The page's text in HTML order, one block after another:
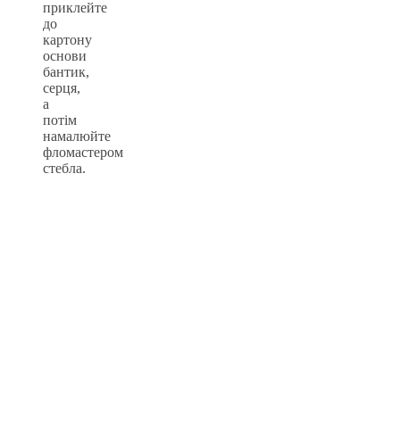
приклейте
до
картону
основи
бантик,
серця,
а
потім
намалюйте
фломастером
стебла.